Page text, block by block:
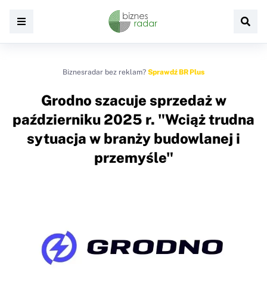
Biznesradar bez reklam? Sprawdź BR Plus
Grodno szacuje sprzedaż w
październiku 2025 r. "Wciąż trudna
sytuacja w branży budowlanej i
przemyśle"